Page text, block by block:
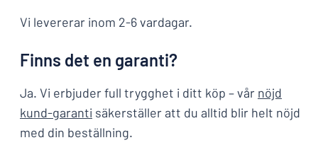
Vi levererar inom 2-6 vardagar.
Finns det en garanti?
Ja. Vi erbjuder full trygghet i ditt köp – vår nöjd
kund-garanti säkerställer att du alltid blir helt nöjd
med din beställning.